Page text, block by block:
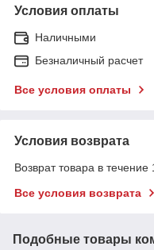
Условия оплаты
Наличными
Безналичный расчет
Все условия оплаты
Условия возврата
Возврат товара в течение
Все условия возврата
Подобные товары